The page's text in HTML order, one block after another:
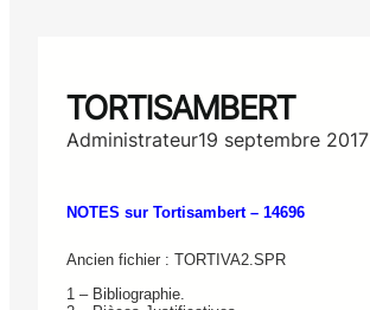
TORTISAMBERT
Administrateur19 septembre 2017
NOTES sur Tortisambert – 14696
Ancien fichier : TORTIVA2.SPR
1 – Bibliographie.